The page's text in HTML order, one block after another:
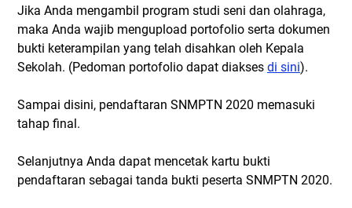
Jika Anda mengambil program studi seni dan olahraga,
maka Anda wajib mengupload portofolio serta dokumen
bukti keterampilan yang telah disahkan oleh Kepala
Sekolah. (Pedoman portofolio dapat diakses di sini).
Sampai disini, pendaftaran SNMPTN 2020 memasuki
tahap final.
Selanjutnya Anda dapat mencetak kartu bukti
pendaftaran sebagai tanda bukti peserta SNMPTN 2020.